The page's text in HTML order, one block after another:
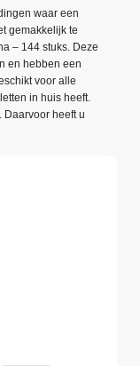
waar een
gemakkelijk te
– 144 stuks. Deze
en hebben een
voor alle
in huis heeft.
heeft u